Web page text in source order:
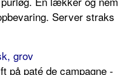
Server straks
grov
på paté de campagne -